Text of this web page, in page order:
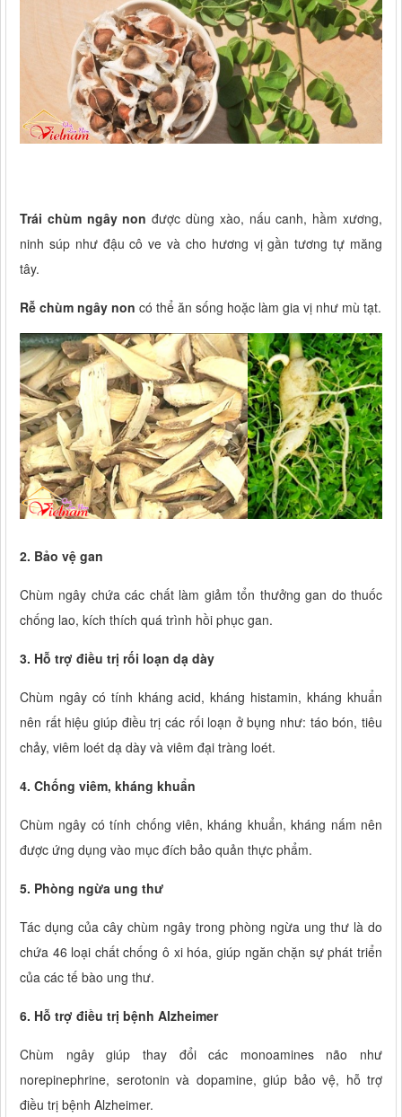
Trái chùm ngây non được dùng xào, nấu canh, hầm xương,
ninh súp như đậu cô ve và cho hương vị gần tương tự măng
tây.
Rễ chùm ngây non có thể ăn sống hoặc làm gia vị như mù tạt.
2. Bảo vệ gan
Chùm ngây chứa các chất làm giảm tổn thưởng gan do thuốc
chống lao, kích thích quá trình hồi phục gan.
3. Hỗ trợ điều trị rối loạn dạ dày
Chùm ngây có tính kháng acid, kháng histamin, kháng khuẩn
nên rất hiệu giúp điều trị các rối loạn ở bụng như: táo bón, tiêu
chảy, viêm loét dạ dày và viêm đại tràng loét.
4. Chống viêm, kháng khuẩn
Chùm ngây có tính chống viên, kháng khuẩn, kháng nấm nên
được ứng dụng vào mục đích bảo quản thực phẩm.
5. Phòng ngừa ung thư
Tác dụng của cây chùm ngây trong phòng ngừa ung thư là do
chứa 46 loại chất chống ô xi hóa, giúp ngăn chặn sự phát triển
của các tế bào ung thư.
6. Hỗ trợ điều trị bệnh Alzheimer
Chùm ngây giúp thay đổi các monoamines não như
norepinephrine, serotonin và dopamine, giúp bảo vệ, hỗ trợ
điều trị bệnh Alzheimer.